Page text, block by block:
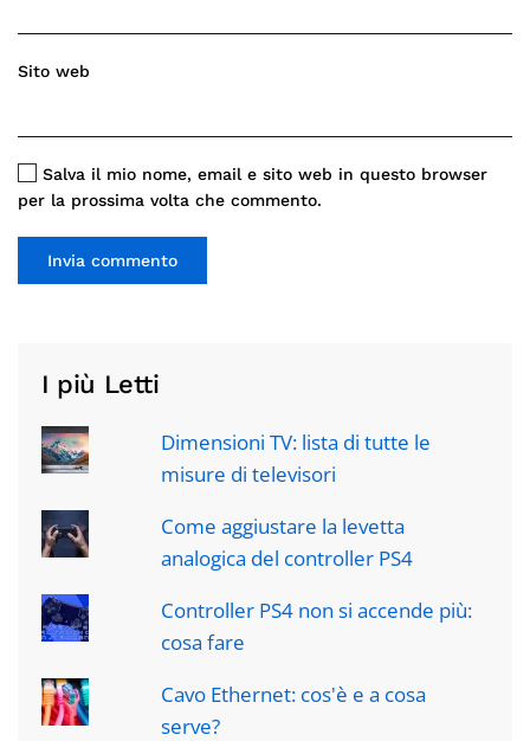
Sito web
Salva il mio nome, email e sito web in questo browser
per la prossima volta che commento.
Invia commento
I più Letti
Dimensioni TV: lista di tutte le
misure di televisori
Come aggiustare la levetta
analogica del controller PS4
Controller PS4 non si accende più:
cosa fare
Cavo Ethernet: cos'è e a cosa
serve?